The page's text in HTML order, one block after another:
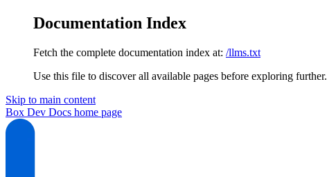
Documentation Index
Fetch the complete documentation index at: /llms.txt
Use this file to discover all available pages before exploring further.
Skip to main content
Box Dev Docs home page